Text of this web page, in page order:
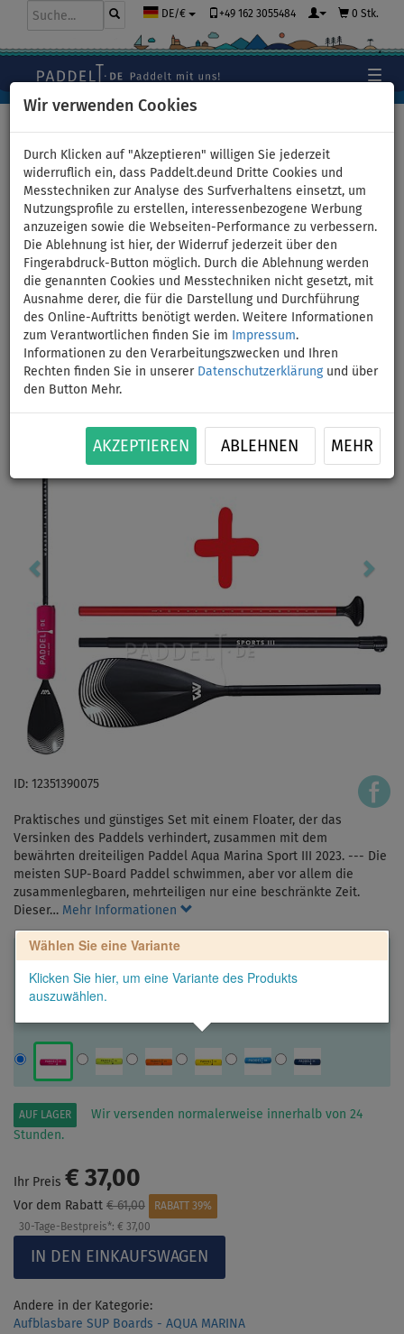
Wir verwenden Cookies
Durch Klicken auf "Akzeptieren" willigen Sie jederzeit
widerruflich ein, dass Paddelt.deund Dritte Cookies und
Messtechniken zur Analyse des Surfverhaltens einsetzt, um
Nutzungsprofile zu erstellen, interessenbezogene Werbung
anzuzeigen sowie die Webseiten-Performance zu verbessern.
Die Ablehnung ist hier, der Widerruf jederzeit über den
Fingerabdruck-Button möglich. Durch die Ablehnung werden
die genannten Cookies und Messtechniken nicht gesetzt, mit
Ausnahme derer, die für die Darstellung und Durchführung
des Online-Auftritts benötigt werden. Weitere Informationen
zum Verantwortlichen finden Sie im
Impressum.
Informationen zu den Verarbeitungszwecken und Ihren
Rechten finden Sie in unserer Datenschutzerklärungund über
den Button Mehr.
AKZEPTIEREN ABLEHNEN MEHR
DE/€ +49 162 3055484 0 Stk.
Set - Paddel Aqua Marina
Sport III Modell 2025 + Floater
- Variante: rosa
BIS
-39 %
AKTION
SETS
Previous Next
ID: 12351390075
Praktisches und günstiges Set mit einem Floater, der das
Versinken des Paddels verhindert, zusammen mit dem
bewährten dreiteiligen Paddel Aqua Marina Sport III 2023. --- Die
meisten SUP-Board Paddel schwimmen, aber vor allem die
zusammenlegbaren, mehrteiligen nur eine beschränkte Zeit.
Dieser… Mehr Informationen
Wählen Sie eine Variante
Klicken Sie hier, um eine Variante des Produkts
auszuwählen.
AUF LAGER
Wir versenden normalerweise innerhalb von 24
Stunden.
Ihr Preis € 37,00
Vor dem Rabatt € 61,00
RABATT 39%
30-Tage-Bestpreis*: € 37,00
Andere in der Kategorie:
Aufblasbare SUP Boards - AQUA MARINA